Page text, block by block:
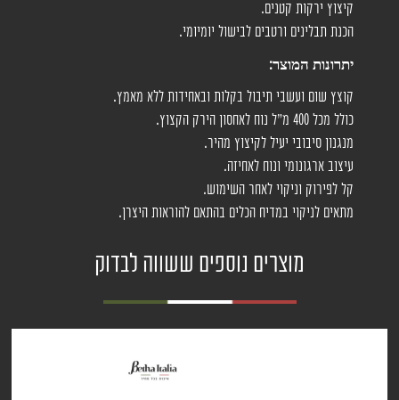
קיצוץ ירקות קטנים.
הכנת תבלינים ורטבים לבישול יומיומי.
יתרונות המוצר:
קוצץ שום ועשבי תיבול בקלות ובאחידות ללא מאמץ.
כולל מכל 400 מ"ל נוח לאחסון הירק הקצוץ.
מנגנון סיבובי יעיל לקיצוץ מהיר.
עיצוב ארגונומי ונוח לאחיזה.
קל לפירוק וניקוי לאחר השימוש.
מתאים לניקוי במדיח הכלים בהתאם להוראות היצרן.
מוצרים נוספים ששווה לבדוק